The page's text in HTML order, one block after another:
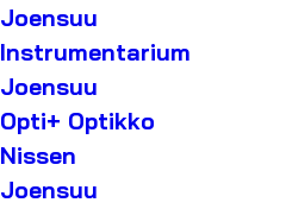
Joensuu
Instrumentarium
Joensuu
Opti+ Optikko
Nissen
Joensuu